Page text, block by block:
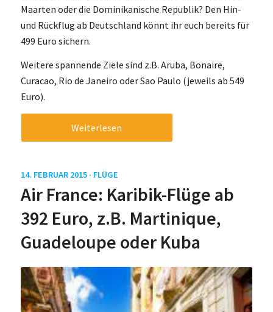
Maarten oder die Dominikanische Republik? Den Hin-
und Rückflug ab Deutschland könnt ihr euch bereits für
499 Euro sichern.
Weitere spannende Ziele sind z.B. Aruba, Bonaire,
Curacao, Rio de Janeiro oder Sao Paulo (jeweils ab 549
Euro).
Weiterlesen
14. FEBRUAR 2015 · FLÜGE
Air France: Karibik-Flüge ab
392 Euro, z.B. Martinique,
Guadeloupe oder Kuba